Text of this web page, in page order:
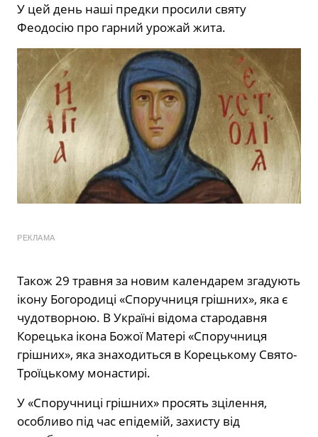
У цей день наші предки просили святу
Феодосію про гарний урожай жита.
РЕКЛАМА
Також 29 травня за новим календарем згадують
ікону Богородиці «Споручниця грішних», яка є
чудотворною. В Україні відома стародавня
Корецька ікона Божої Матері «Споручниця
грішних», яка знаходиться в Корецькому Свято-
Троїцькому монастирі.
У «Споручниці грішних» просять зцілення,
особливо під час епідемій, захисту від